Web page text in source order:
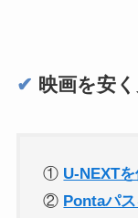
✔︎ 映画を安
① U-NEXTを
② Pontaパ